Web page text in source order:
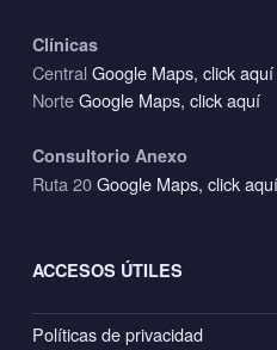
Clínicas
CentralGoogle Maps, click aquí
NorteGoogle Maps, click aquí
Consultorio Anexo
Ruta 20Google Maps, click aquí
ACCESOS ÚTILES
Políticas de privacidad